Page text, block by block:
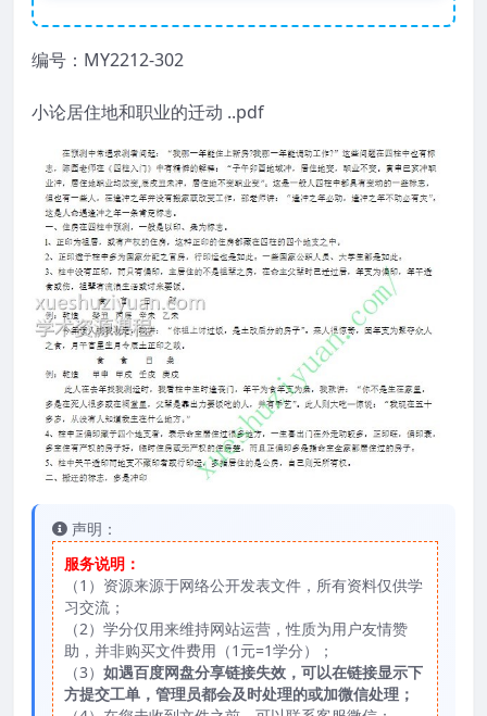
编号：MY2212-302
小论居住地和职业的迁动 ..pdf
声明：
服务说明：
（1）资源来源于网络公开发表文件，所有资料仅供学
习交流；
（2）学分仅用来维持网站运营，性质为用户友情赞
助，并非购买文件费用（1元=1学分）；
（3） 如遇百度网盘分享链接失效，可以在链接显示下
方提交工单，管理员都会及时处理的或加微信处理；